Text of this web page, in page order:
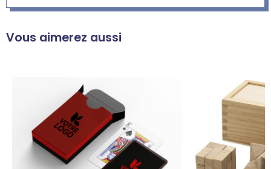
Vous aimerez aussi